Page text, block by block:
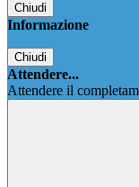
Chiudi
Informazione
Chiudi
Attendere...
Attendere il